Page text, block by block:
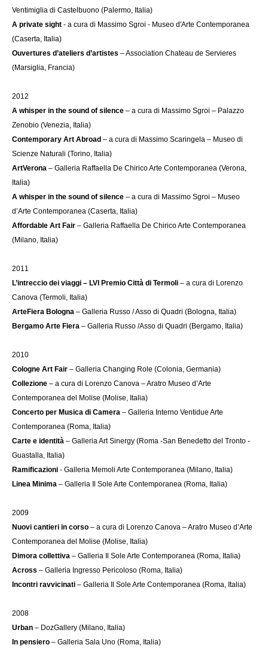
Ventimiglia di Castelbuono (Palermo, Italia)
A private sight - a cura di Massimo Sgroi - Museo d'Arte Contemporanea
(Caserta, Italia)
Ouvertures d’ateliers d’artistes – Association Chateau de Servieres
(Marsiglia, Francia)
2012
A whisper in the sound of silence – a cura di Massimo Sgroi – Palazzo
Zenobio (Venezia, Italia)
Contemporary Art Abroad – a cura di Massimo Scaringela – Museo di
Scienze Naturali (Torino, Italia)
ArtVerona – Galleria Raffaella De Chirico Arte Contemporanea (Verona,
Italia)
A whisper in the sound of silence – a cura di Massimo Sgroi – Museo
d’Arte Contemporanea (Caserta, Italia)
Affordable Art Fair – Galleria Raffaella De Chirico Arte Contemporanea
(Milano, Italia)
2011
L’intreccio dei viaggi – LVI Premio Città di Termoli – a cura di Lorenzo
Canova (Termoli, Italia)
ArteFiera Bologna – Galleria Russo / Asso di Quadri (Bologna, Italia)
Bergamo Arte Fiera – Galleria Russo /Asso di Quadri (Bergamo, Italia)
2010
Cologne Art Fair – Galleria Changing Role (Colonia, Germania)
Collezione – a cura di Lorenzo Canova – Aratro Museo d’Arte
Contemporanea del Molise (Molise, Italia)
Concerto per Musica di Camera – Galleria Interno Ventidue Arte
Contemporanea (Roma, Italia)
Carte e identità – Galleria Art Sinergy (Roma -San Benedetto del Tronto -
Guastalla, Italia)
Ramificazioni - Galleria Memoli Arte Contemporanea (Milano, Italia)
Linea Minima – Galleria Il Sole Arte Contemporanea (Roma, Italia)
2009
Nuovi cantieri in corso – a cura di Lorenzo Canova – Aratro Museo d’Arte
Contemporanea del Molise (Molise, Italia)
Dimora collettiva – Galleria Il Sole Arte Contemporanea (Roma, Italia)
Across – Galleria Ingresso Pericoloso (Roma, Italia)
Incontri ravvicinati – Galleria Il Sole Arte Contemporanea (Roma, Italia)
2008
Urban – DozGallery (Milano, Italia)
In pensiero – Galleria Sala Uno (Roma, Italia)